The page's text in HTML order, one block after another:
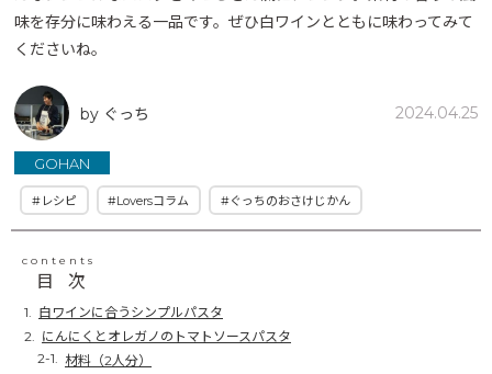
味を存分に味わえる一品です。ぜひ白ワインとともに味わってみて
くださいね。
by ぐっち 2024.04.25
GOHAN
#レシピ #Loversコラム #ぐっちのおさけじかん
contents
目次
白ワインに合うシンプルパスタ
にんにくとオレガノのトマトソースパスタ
材料（2人分）